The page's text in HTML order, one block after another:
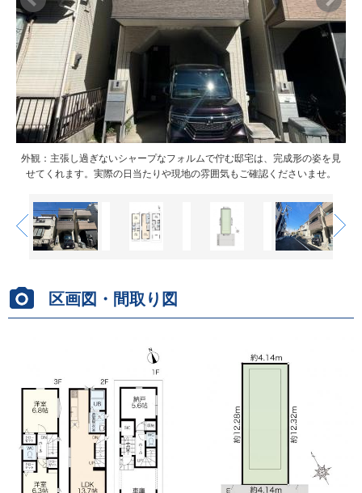
外観：主張し過ぎないシャープなフォルムで佇む邸宅は、完成形の姿を見
せてくれます。実際の日当たりや現地の雰囲気もご確認くださいませ。
外観：主張し過ぎないシャープなフォルムで佇む邸宅は、完成形の姿を見
せてくれます。実際の日当たりや現地の雰囲気もご確認くださいませ。
区画図・間取り図